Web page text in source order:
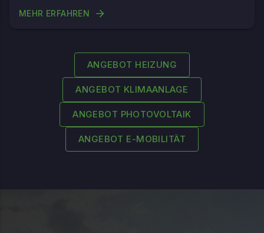
MEHR ERFAHREN
ANGEBOT HEIZUNG
ANGEBOT KLIMAANLAGE
ANGEBOT PHOTOVOLTAIK
ANGEBOT E-MOBILITÄT